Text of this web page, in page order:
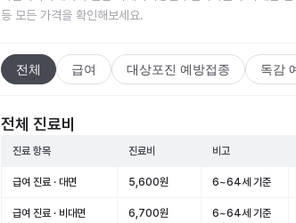
등 모든 가격을 확인해보세요.
전체 급여 대상포진 예방접종 독감
전체 진료비
진료 항목 진료비 비고
급여 진료 · 대면 5,600원 6~64세 기준
급여 진료 · 비대면 6,700원 6~64세 기준